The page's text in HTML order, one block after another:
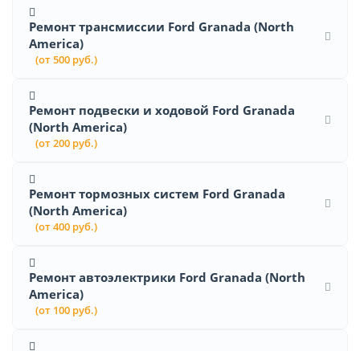
Ремонт трансмиссии Ford Granada (North
America)
(от 500 руб.)
Ремонт подвески и ходовой Ford Granada
(North America)
(от 200 руб.)
Ремонт тормозных систем Ford Granada
(North America)
(от 400 руб.)
Ремонт автоэлектрики Ford Granada (North
America)
(от 100 руб.)